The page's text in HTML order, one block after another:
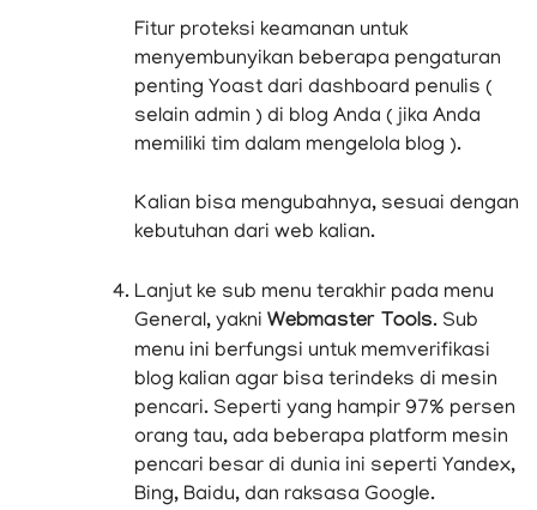
Fitur proteksi keamanan untuk
menyembunyikan beberapa pengaturan
penting Yoast dari dashboard penulis (
selain admin ) di blog Anda ( jika Anda
memiliki tim dalam mengelola blog ).
Kalian bisa mengubahnya, sesuai dengan
kebutuhan dari web kalian.
Lanjut ke sub menu terakhir pada menu
General, yakni Webmaster Tools. Sub
menu ini berfungsi untuk memverifikasi
blog kalian agar bisa terindeks di mesin
pencari. Seperti yang hampir 97% persen
orang tau, ada beberapa platform mesin
pencari besar di dunia ini seperti Yandex,
Bing, Baidu, dan raksasa Google.